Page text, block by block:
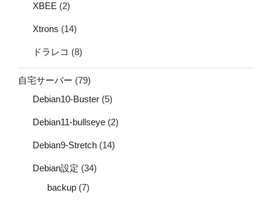
XBEE (2)
Xtrons (14)
ドラレコ (8)
自宅サーバー (79)
Debian10-Buster (5)
Debian11-bullseye (2)
Debian9-Stretch (14)
Debian設定 (34)
backup (7)